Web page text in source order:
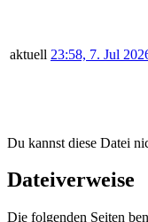
aktuell 23:58, 7. Jul
Du kannst diese Datei
Dateiverweise
Die folgenden Seiten